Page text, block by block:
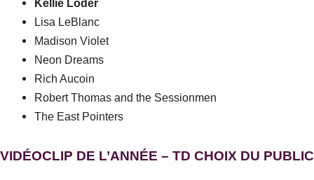
Kellie Loder
Lisa LeBlanc
Madison Violet
Neon Dreams
Rich Aucoin
Robert Thomas and the Sessionmen
The East Pointers
VIDÉOCLIP DE L’ANNÉE – TD CHOIX DU PUBLIC